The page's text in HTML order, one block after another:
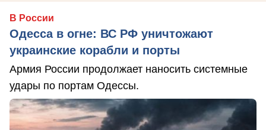
В России
Одесса в огне: ВС РФ уничтожают
украинские корабли и порты
Армия России продолжает наносить системные
удары по портам Одессы.